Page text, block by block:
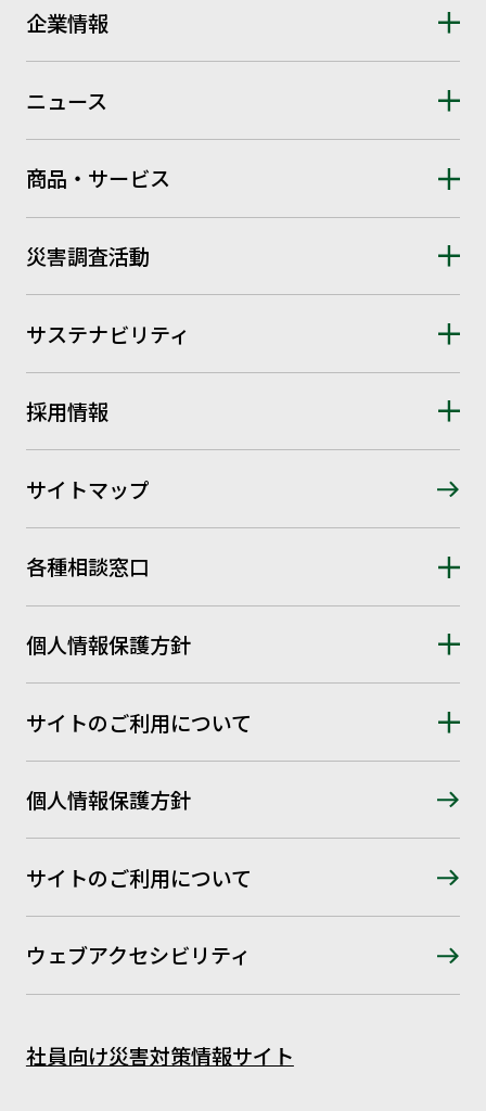
企業情報
ニュース
商品・サービス
災害調査活動
サステナビリティ
採用情報
サイトマップ
各種相談窓口
個人情報保護方針
サイトのご利用について
個人情報保護方針
サイトのご利用について
ウェブアクセシビリティ
社員向け災害対策情報サイト